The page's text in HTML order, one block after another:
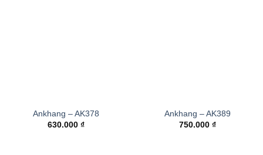
Ankhang – AK378
630.000 ₫
Ankhang – AK389
750.000 ₫